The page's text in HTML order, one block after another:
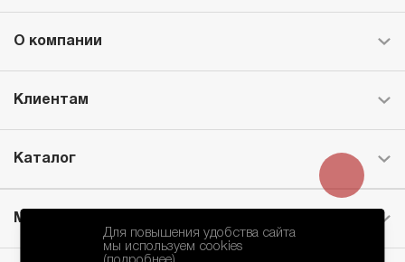
О компании
Клиентам
Каталог
Месторождение
Для повышения удобства сайта
мы используем cookies